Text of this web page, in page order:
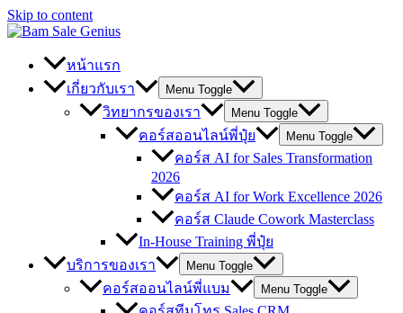
Skip to content
หน้าแรก
เกี่ยวกับเรา
Menu Toggle
วิทยากรของเรา Menu Toggle
คอร์สออนไลน์พี่ปุ๋ย Menu Toggle
คอร์ส AI for Sales Transformation
2026
คอร์ส AI for Work Excellence 2026
คอร์ส Claude Cowork Masterclass
In-House Training พี่ปุ๋ย
บริการของเรา
Menu Toggle
คอร์สออนไลน์พี่แบม Menu Toggle